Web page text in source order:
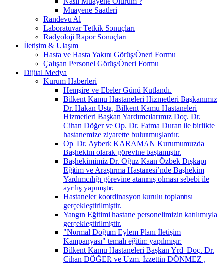
Muayene Saatleri
Randevu Al
Laboratuvar Tetkik Sonuçları
Radyoloji Rapor Sonuçları
İletişim & Ulaşım
Hasta ve Hasta Yakını Görüş/Öneri Formu
Çalışan Personel Görüş/Öneri Formu
Dijital Medya
Kurum Haberleri
Hemşire ve Ebeler Günü Kutlandı.
Bilkent Kamu Hastaneleri Hizmetleri Başkanımız
Dr. Hakan Usta, Bilkent Kamu Hastaneleri
Hizmetleri Başkan Yardımcılarımız Doç. Dr.
Cihan Döğer ve Op. Dr. Fatma Duran ile birlikte
hastanemize ziyarette bulunmuşlardır.
Op. Dr. Ayberk KARAMAN Kurumumuzda
Başhekim olarak görevine başlamıştır.
Başhekimimiz Dr. Oğuz Kaan Özbek Dışkapı
Eğitim ve Araştırma Hastanesi’nde Başhekim
Yardımcılığı görevine atanmış olması sebebi ile
ayrılış yapmıştır.
Hastaneler koordinasyon kurulu toplantısı
gerçekleştirilmiştir.
Yangın Eğitimi hastane personelimizin katılımıyla
gerçekleştirilmiştir.
"Normal Doğum Eylem Planı İletişim
Kampanyası" temalı eğitim yapılmışır.
Bilkent Kamu Hastaneleri Başkan Yrd. Doç. Dr.
Cihan DÖĞER ve Uzm. İzzettin DÖNMEZ ,